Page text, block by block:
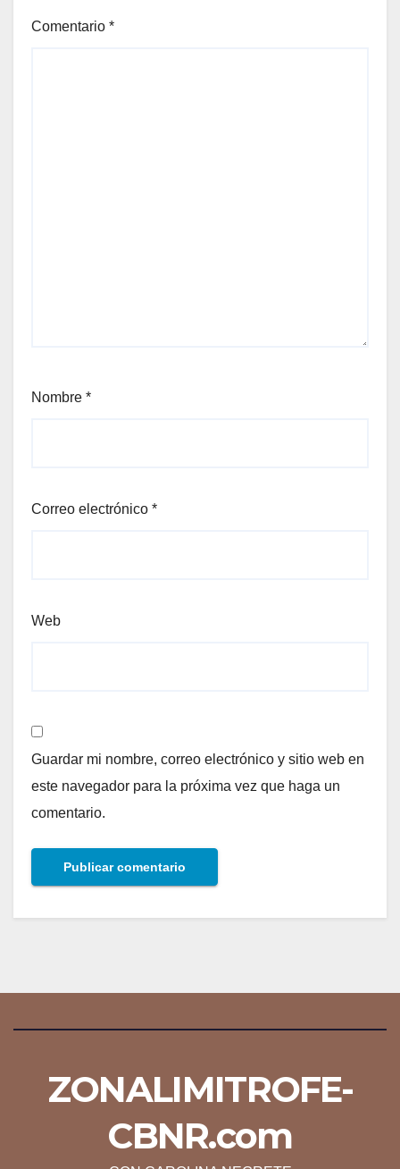
Comentario *
Nombre *
Correo electrónico *
Web
Guardar mi nombre, correo electrónico y sitio web en
este navegador para la próxima vez que haga un
comentario.
ZONALIMITROFE-
CBNR.com